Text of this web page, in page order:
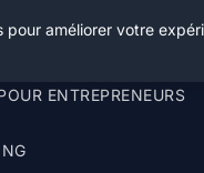
ENTREPRENEURS
pour améliorer votre